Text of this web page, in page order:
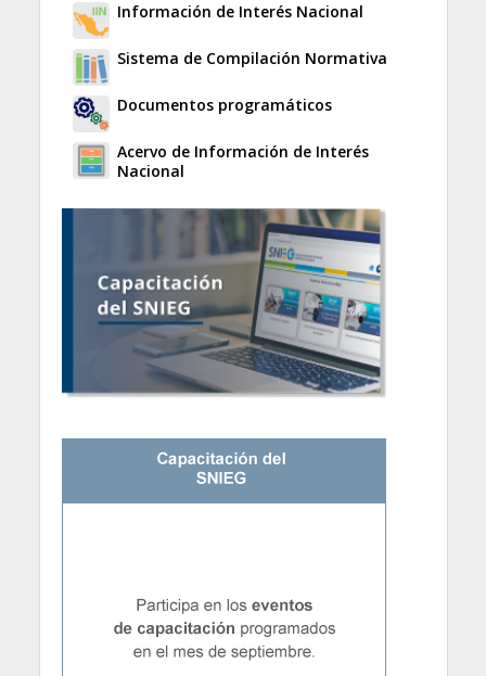
Información de Interés Nacional
Sistema de Compilación Normativa
Documentos programáticos
Acervo de Información de Interés
Nacional